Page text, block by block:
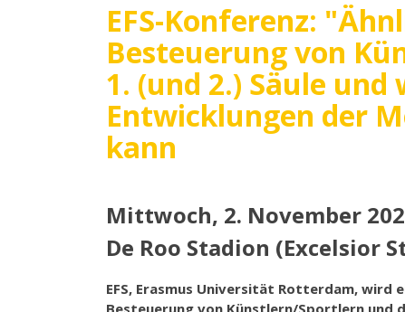
EFS-Konferenz:
Besteuerung von
1. (und 2.) Säule und
Entwicklungen der
kann
Mittwoch, 2. November
De Roo Stadion (Excelsior
EFS, Erasmus Universität Rotterdam, wird
Besteuerung von Künstlern/Sportlern und